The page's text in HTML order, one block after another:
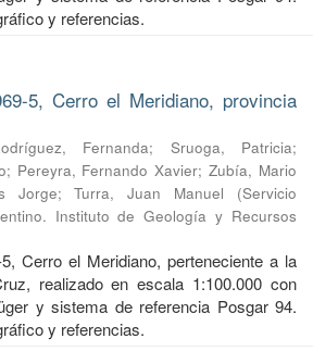
y referencias.
5, Cerro el Meridiano, provincia
Fernanda; Sruoga, Patricia;
; Pereyra, Fernando Xavier;Zubía, Mario
Jorge;Turra, Juan Manuel (Servicio
Instituto de Geología y Recursos
Cerro el Meridiano, perteneciente a la
realizado en escala 1:100.000 con
y sistema de referencia Posgar 94.
y referencias.